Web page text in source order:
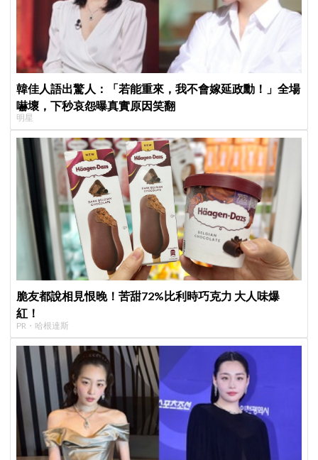
韓佳人語出驚人：「若能重來，我不會嫁延政勳！」全場
嚇壞，下秒哀怨曝真實原因笑翻
明星
脆友都說相見恨晚！苦甜72%比利時巧克力 大人味爆
紅！
PR・哈根達斯